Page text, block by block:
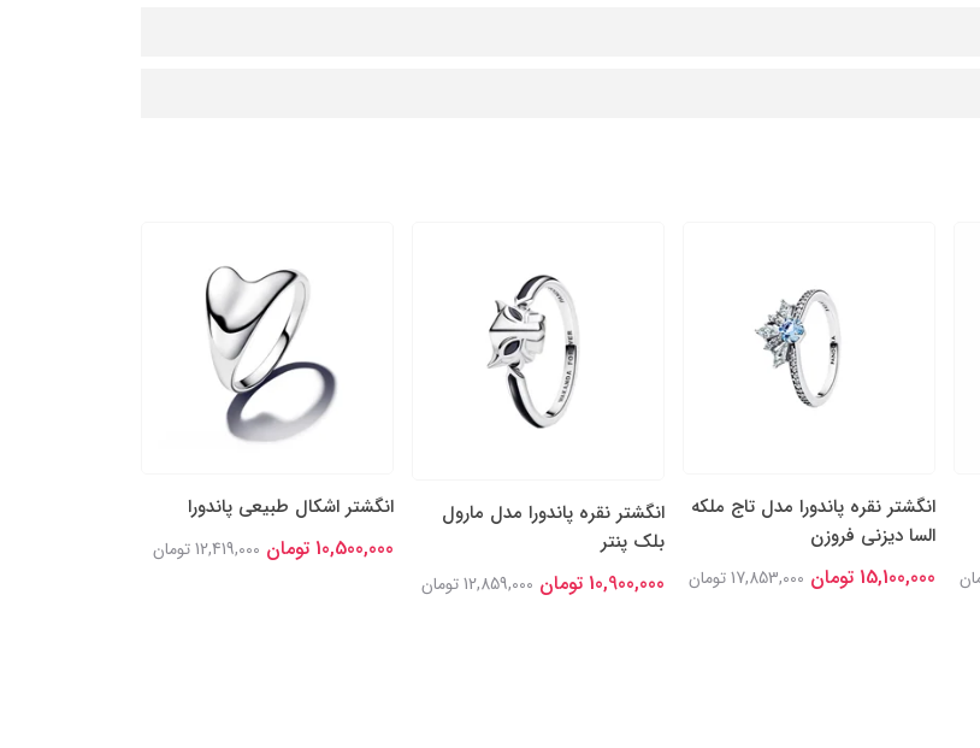
انگشتر نقره پاندورا مدل تاج ملکه
السا دیزنی فروزن
15,100,000 تومان 17,853,000 تومان
انگشتر نقره پاندورا مدل مارول
بلک پنتر
10,900,000 تومان 12,859,000 تومان
انگشتر اشکال طبیعی پاندورا
10,500,000 تومان 12,419,000 تومان